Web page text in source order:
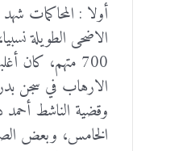
أولا : المحاكمات
700 متهم، كان
الارهاب في سجن
وقضية الناشط
الخامس، وبعض